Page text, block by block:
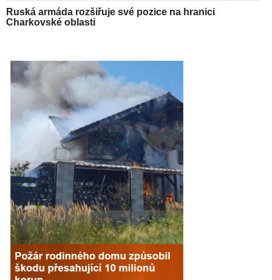
Ruská armáda rozšiřuje své pozice na hranici
Charkovské oblasti